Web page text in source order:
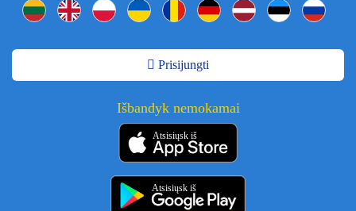
Prisijungti
Išbandyk nemokamai
Atsisiųsk iš
Atsisiųsk iš